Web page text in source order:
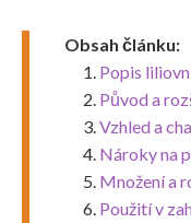
Obsah článku:
Popis
Původ a
Vzhled a
Nároky na
Množení a
Použití v